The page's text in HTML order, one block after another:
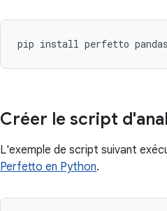
pip install perfetto pandas
Créer le script
L'exemple de script suivant
Perfetto en Python.